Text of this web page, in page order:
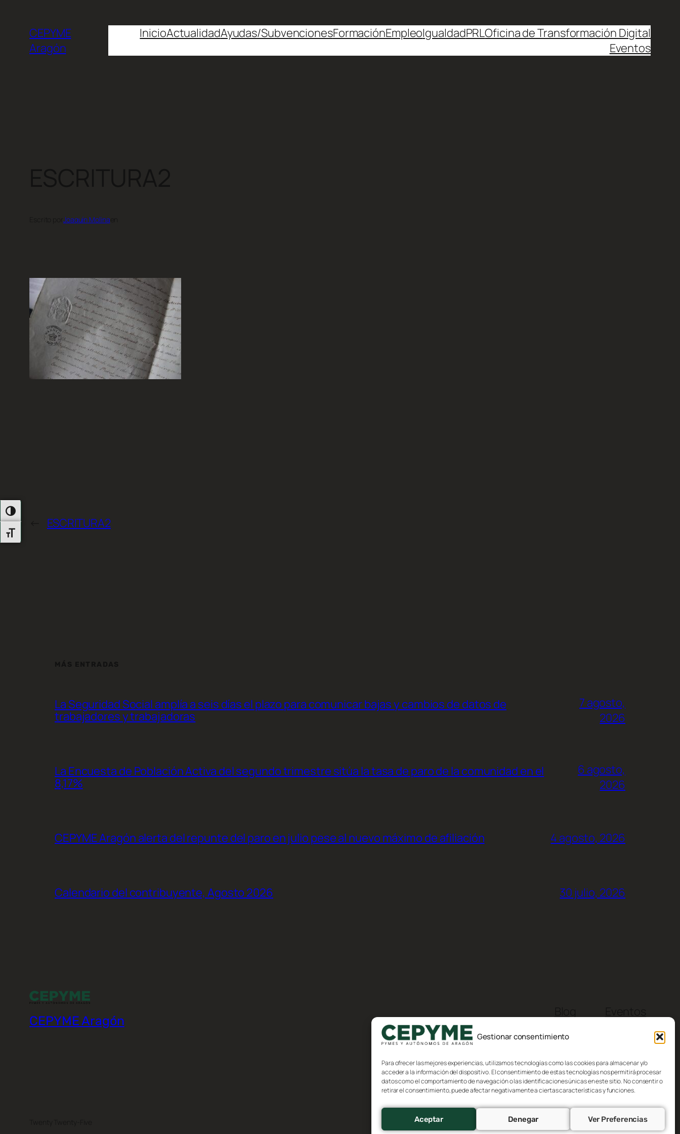
Gestionar consentimiento
Para ofrecer las mejores experiencias, utilizamos tecnologías como las cookies para almacenar y/o
acceder a la información del dispositivo. El consentimiento de estas tecnologías nos permitirá procesar
datos como el comportamiento de navegación o las identificaciones únicas en este sitio. No consentir o
retirar el consentimiento, puede afectar negativamente a ciertas características y funciones.
Aceptar Denegar Ver Preferencias
Alternar Alto Contraste
Alternar Tamaño De Letra
CEPYME
Aragón
InicioActualidadAyudas/SubvencionesFormaciónEmpleoIgualdadPRLOficina de Transformación Digital
Eventos
Joaquín Molina
ESCRITURA2
La Seguridad Social amplía a seis días el plazo para comunicar bajas y cambios de datos de
trabajadores y trabajadoras
7 agosto,
2026
La Encuesta de Población Activa del segundo trimestre sitúa la tasa de paro de la comunidad en el
8,17%
6 agosto,
2026
CEPYME Aragón alerta del repunte del paro en julio pese al nuevo máximo de afiliación 4 agosto, 2026
Calendario del contribuyente, Agosto 2026 30 julio, 2026
CEPYME Aragón
FAQs
Autores
Temas
Diseñado conWordPress